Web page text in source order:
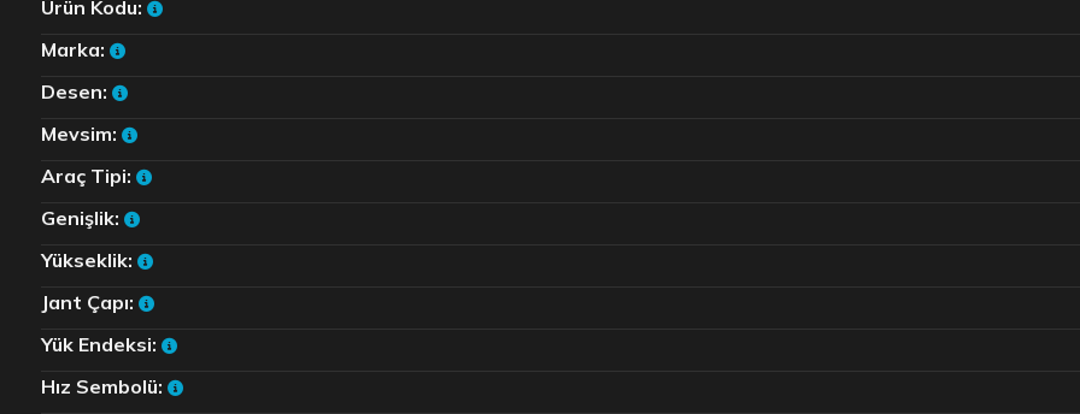
Ürün Kodu:
Marka:
Desen:
Mevsim:
Araç Tipi:
Genişlik:
Yükseklik:
Jant Çapı:
Yük Endeksi:
Hız Sembolü: